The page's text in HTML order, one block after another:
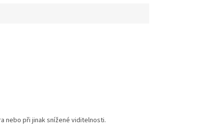
nebo při jinak snížené viditelnosti.